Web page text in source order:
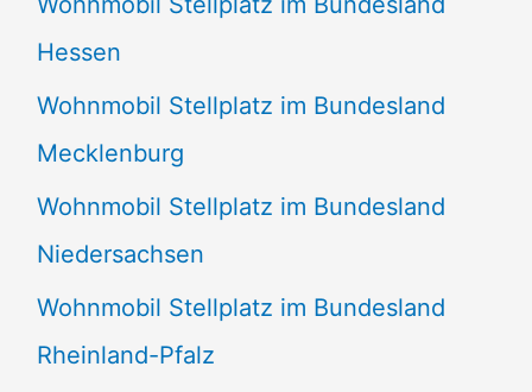
Hessen
Wohnmobil Stellplatz im Bundesland
Mecklenburg
Wohnmobil Stellplatz im Bundesland
Niedersachsen
Wohnmobil Stellplatz im Bundesland
Rheinland-Pfalz